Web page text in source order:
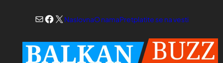
Mail
Facebook
X NaslovnaO namaPretplatite se na vesti